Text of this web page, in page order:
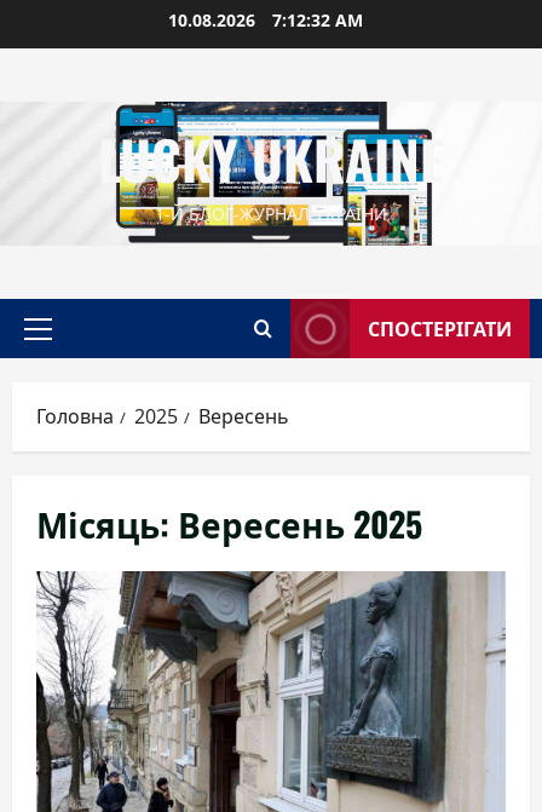
до
10.08.2026 7:12:34 AM
LUCKY UKRAINE
1-Й БЛОГ-ЖУРНАЛ УКРАЇНИ
Головне
СПОСТЕРІГАТИ
Головна 2025 Вересень
Місяць: Вересень 2025